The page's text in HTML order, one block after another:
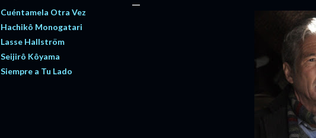
Cuéntamela Otra Vez
Hachikô Monogatari
Lasse Hallström
Seijirô Kôyama
Siempre a Tu Lado